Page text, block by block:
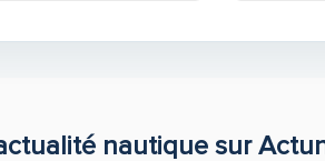
nautique sur